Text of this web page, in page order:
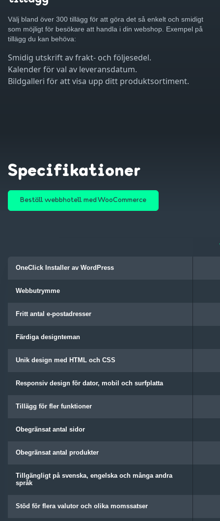
Välj bland över 300 tillägg för att göra det så enkelt och smidigt
som möjligt för besökare att handla i din webshop. Exempel på
tillägg du kan behöva:
Smidig utskrift av frakt- och följesedel.
Kalender för val av leveransdatum.
Bildgalleri för att visa upp ditt produktsortiment.
Specifikationer
Beställ webbhotell med WooCommerce
OneClick Installer av WordPress
Webbutrymme
Fritt antal e-postadresser
Färdiga designteman
Unik design med HTML och CSS
Responsiv design för dator, mobil och surfplatta
Tillägg för fler funktioner
Obegränsat antal sidor
Obegränsat antal produkter
Tillgängligt på svenska, engelska och många andra
språk
Stöd för flera valutor och olika momssatser